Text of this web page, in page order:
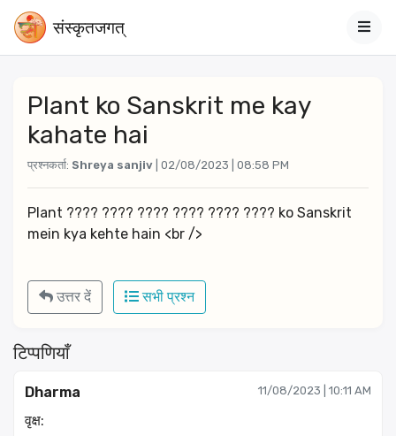
संस्‍कृतजगत्
Plant ko Sanskrit me kay
kahate hai
प्रश्नकर्ता: Shreya sanjiv | 02/08/2023 | 08:58 PM
Plant ???? ???? ???? ???? ???? ???? ko Sanskrit
mein kya kehte hain <br />
उत्तर दें सभी प्रश्न
टिप्पणियाँ
Dharma 11/08/2023 | 10:11 AM
वृक्ष: